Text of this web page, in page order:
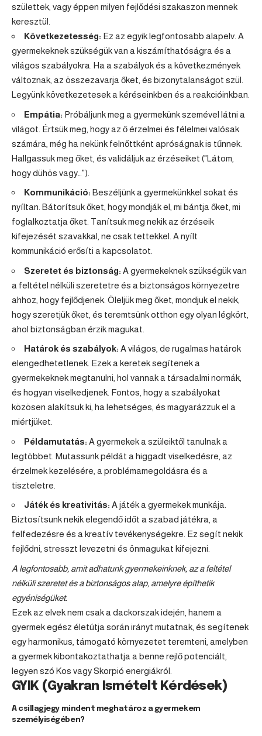
születtek, vagy éppen milyen fejlődési szakaszon mennek
keresztül.
Következetesség: Ez az egyik legfontosabb alapelv. A
gyermekeknek szükségük van a kiszámíthatóságra és a
világos szabályokra. Ha a szabályok és a következmények
változnak, az összezavarja őket, és bizonytalanságot szül.
Legyünk következetesek a kéréseinkben és a reakcióinkban.
Empátia: Próbáljunk meg a gyermekünk szemével látni a
világot. Értsük meg, hogy az ő érzelmei és félelmei valósak
számára, még ha nekünk felnőttként apróságnak is tűnnek.
Hallgassuk meg őket, és validáljuk az érzéseiket ("Látom,
hogy dühös vagy…").
Kommunikáció: Beszéljünk a gyermekünkkel sokat és
nyíltan. Bátorítsuk őket, hogy mondják el, mi bántja őket, mi
foglalkoztatja őket. Tanítsuk meg nekik az érzéseik
kifejezését szavakkal, ne csak tettekkel. A nyílt
kommunikáció erősíti a kapcsolatot.
Szeretet és biztonság: A gyermekeknek szükségük van
a feltétel nélküli szeretetre és a biztonságos környezetre
ahhoz, hogy fejlődjenek. Öleljük meg őket, mondjuk el nekik,
hogy szeretjük őket, és teremtsünk otthon egy olyan légkört,
ahol biztonságban érzik magukat.
Határok és szabályok: A világos, de rugalmas határok
elengedhetetlenek. Ezek a keretek segítenek a
gyermekeknek megtanulni, hol vannak a társadalmi normák,
és hogyan viselkedjenek. Fontos, hogy a szabályokat
közösen alakítsuk ki, ha lehetséges, és magyarázzuk el a
miértjüket.
Példamutatás: A gyermekek a szüleiktől tanulnak a
legtöbbet. Mutassunk példát a higgadt viselkedésre, az
érzelmek kezelésére, a problémamegoldásra és a
tiszteletre.
Játék és kreativitás: A játék a gyermekek munkája.
Biztosítsunk nekik elegendő időt a szabad játékra, a
felfedezésre és a kreatív tevékenységekre. Ez segít nekik
fejlődni, stresszt levezetni és önmagukat kifejezni.
A legfontosabb, amit adhatunk gyermekeinknek, az a feltétel
nélküli szeretet és a biztonságos alap, amelyre építhetik
egyéniségüket.
Ezek az elvek nem csak a dackorszak idején, hanem a
gyermek egész életútja során irányt mutatnak, és segítenek
egy harmonikus, támogató környezetet teremteni, amelyben
a gyermek kibontakoztathatja a benne rejlő potenciált,
legyen szó Kos vagy Skorpió energiákról.
GYIK (Gyakran Ismételt Kérdések)
A csillagjegy mindent meghatároz a gyermekem
személyiségében?